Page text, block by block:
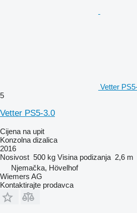
Vetter
5
Vetter PS5-3.0
Cijena na upit
Konzolna dizalica
2016
Nosivost 500 kg Visina podizanja 2,6 m
Njemačka, Hövelhof
Wiemers AG
Kontaktirajte prodavca